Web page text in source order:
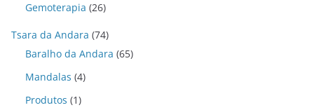
Gemoterapia (26)
Tsara da Andara (74)
Baralho da Andara (65)
Mandalas (4)
Produtos (1)